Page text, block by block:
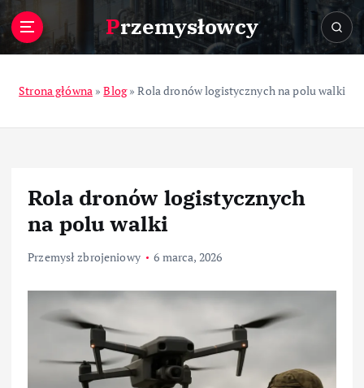
Przemysłowcy
Strona główna»Blog»Rola dronów logistycznych na polu walki
Rola dronów logistycznych
na polu walki
Przemysł zbrojeniowy 6 marca, 2026